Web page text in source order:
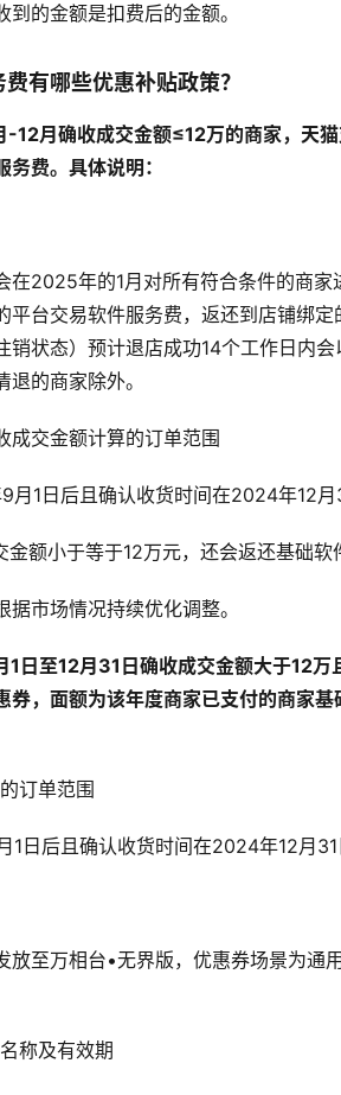
的金额是扣费后的金额。
有哪些优惠补贴政策？
12月确收成交金额≤12万的商家，天
费。具体说明：
在2025年的1月对所有符合条件的商
平台交易软件服务费，返还到店铺绑
销状态）预计退店成功14个工作日内
的商家除外。
交金额计算的订单范围
月1日后且确认收货时间在2024年12月
额小于等于12万元，还会返还基础软
市场情况持续优化调整。
日至12月31日确收成交金额大于12万
券，面额为该年度商家已支付的商家
订单范围
1日后且确认收货时间在2024年12月31
放至万相台•无界版，优惠券场景为通
称及有效期